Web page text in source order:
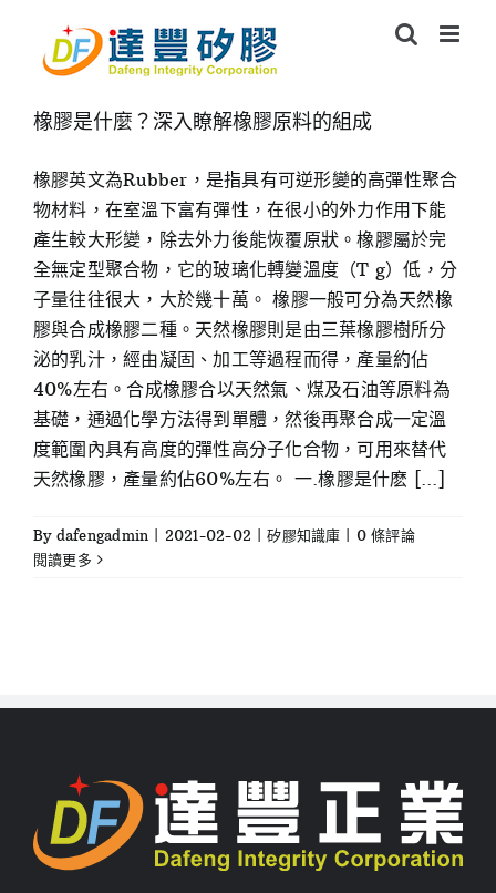
content
橡膠是什麼？深入瞭解橡膠原料的組成
橡膠英文為Rubber，是指具有可逆形變的高彈性聚合
物材料，在室溫下富有彈性，在很小的外力作用下能
產生較大形變，除去外力後能恢覆原狀。橡膠屬於完
全無定型聚合物，它的玻璃化轉變溫度（T g）低，分
子量往往很大，大於幾十萬。 橡膠一般可分為天然橡
膠與合成橡膠二種。天然橡膠則是由三葉橡膠樹所分
泌的乳汁，經由凝固、加工等過程而得，產量約佔
40%左右。合成橡膠合以天然氣、煤及石油等原料為
基礎，通過化學方法得到單體，然後再聚合成一定溫
度範圍內具有高度的彈性高分子化合物，可用來替代
天然橡膠，產量約佔60%左右。 一.橡膠是什麽 [...]
By dafengadmin 2021-02-02 矽膠知識庫
0 條評論
閱讀更多